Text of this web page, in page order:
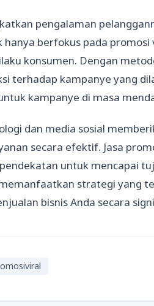
pengalaman
berfokus pada
konsumen. Dengan
terhadap kampanye yang
kampanye di masa
dan media sosial
secara efektif. Jasa
untuk mencapai
strategi yang
bisnis Anda secara